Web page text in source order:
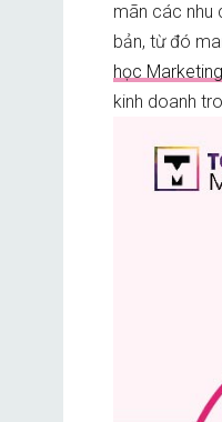
mãn các nhu
bản, từ đó
học
kinh doanh